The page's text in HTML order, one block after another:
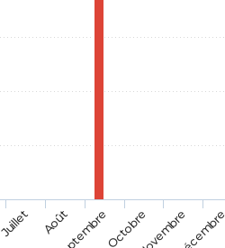
Juillet Août
SeptembreOctobreNovembreDécembre